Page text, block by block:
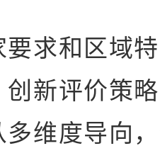
和区域特
新评价策
维度导向